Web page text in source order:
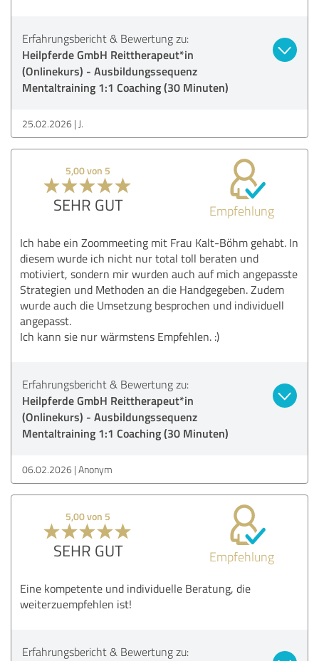
Erfahrungsbericht & Bewertung zu:
Heilpferde GmbH Reittherapeut*in
(Onlinekurs) - Ausbildungssequenz
Mentaltraining 1:1 Coaching (30 Minuten)
25.02.2026 J.
5,00 von 5
SEHR GUT Empfehlung
Ich habe ein Zoommeeting mit Frau Kalt-Böhm gehabt. In
diesem wurde ich nicht nur total toll beraten und
motiviert, sondern mir wurden auch auf mich angepasste
Strategien und Methoden an die Handgegeben. Zudem
wurde auch die Umsetzung besprochen und individuell
angepasst.
Ich kann sie nur wärmstens Empfehlen. :)
Erfahrungsbericht & Bewertung zu:
Heilpferde GmbH Reittherapeut*in
(Onlinekurs) - Ausbildungssequenz
Mentaltraining 1:1 Coaching (30 Minuten)
06.02.2026 Anonym
5,00 von 5
SEHR GUT Empfehlung
Eine kompetente und individuelle Beratung, die
weiterzuempfehlen ist!
Erfahrungsbericht & Bewertung zu: